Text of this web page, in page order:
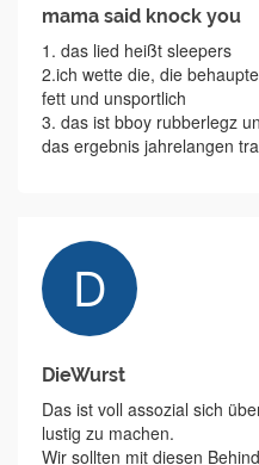
mama said knock you
1. das lied heißt sleepers
2.ich wette die, die
fett und unsportlich
3. das ist bboy rubberlegz
das ergebnis jahrelangen
DieWurst
Das ist voll assozial sich
lustig zu machen.
Wir sollten mit diesen